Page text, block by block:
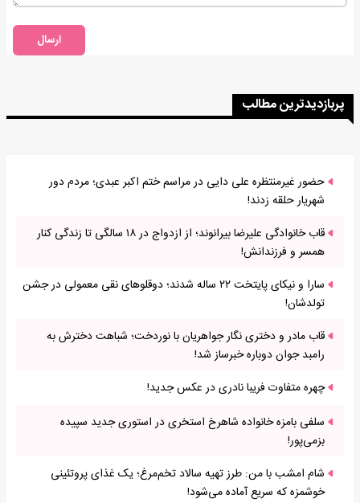
ارسال
پربازدیدترین مطالب
حضور غیرمنتظره علی دایی در مراسم ختم اکبر عبدی؛ مردم دور
شهریار حلقه زدند!
قاب خانوادگی علیرضا بیرانوند؛ از ازدواج در ۱۸ سالگی تا زندگی کنار
همسر و فرزندانش!
سارا و نیکای پایتخت ۲۲ ساله شدند؛ دوقلوهای نقی معمولی در جشن
تولدشان!
قاب مادر و دختری نگار جواهریان با نوردخت؛ شباهت دخترش به
رامبد جوان دوباره خبرساز شد!
چهره متفاوت فریبا نادری در عکس جدید!
سلفی بامزه خانواده شاهرخ استخری در استوری جدید سپیده
بزمی‌پور!
شام امشب با من: طرز تهیه سالاد تخم‌مرغ؛ یک غذای پروتئینی
خوشمزه که سریع آماده می‌شود!